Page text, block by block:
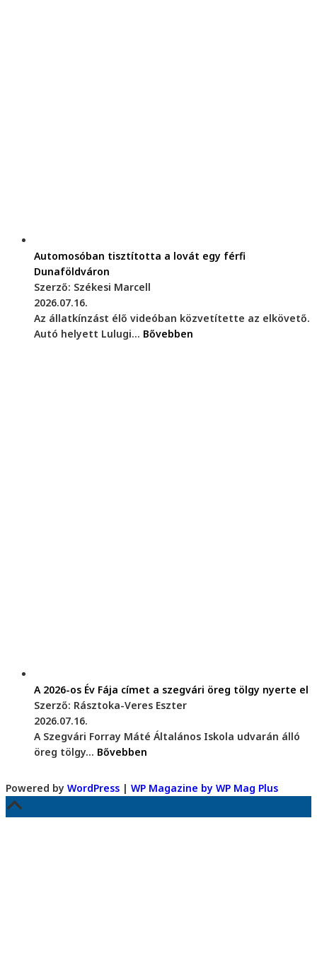
Automosóban tisztította a lovát egy férfi
Dunaföldváron
Szerző: Székesi Marcell
2026.07.16.
Az állatkínzást élő videóban közvetítette az elkövető.
Autó helyett Lulugi... Bővebben
A 2026-os Év Fája címet a szegvári öreg tölgy nyerte el
Szerző: Rásztoka-Veres Eszter
2026.07.16.
A Szegvári Forray Máté Általános Iskola udvarán álló
öreg tölgy... Bővebben
Powered by WordPress | WP Magazine by WP Mag Plus